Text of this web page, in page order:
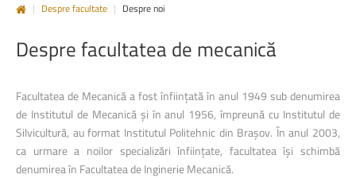
| Despre facultate | Despre noi
Desprefacultatea de mecanică
Facultatea de Mecanică a fost înființată în anul 1949 sub denumirea
de Institutul de Mecanică și în anul 1956, împreună cu Institutul de
Silvicultură, au format Institutul Politehnic din Brașov. În anul 2003,
ca urmare a noilor specializări înființate, facultatea își schimbă
denumirea în Facultatea de Inginerie Mecanică.